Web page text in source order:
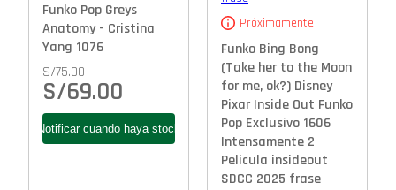
Funko Pop Greys
Anatomy - Cristina
Yang 1076
S/75.00
S/69.00
Próximamente
Funko Bing Bong
(Take her to the Moon
for me, ok?) Disney
Pixar Inside Out Funko
Pop Exclusivo 1606
Intensamente 2
Pelicula insideout
SDCC 2025 frase